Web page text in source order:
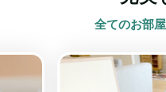
全てのお部